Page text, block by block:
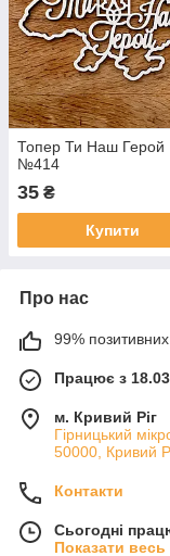
Топер Ти Наш Герой
№414
35 ₴
Купити
Про нас
99% позитивних
Працює з
м. Кривий Ріг
Гірницький
50000, Кривий
Контакти
Сьогодні
Показати